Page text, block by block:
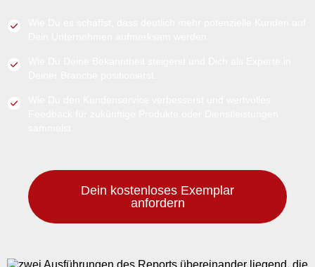
Dein kostenloses Exemplar
anfordern